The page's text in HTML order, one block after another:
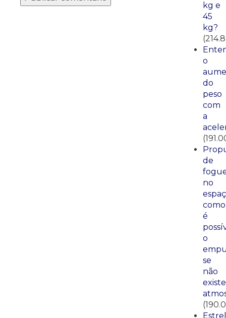
kg e
45
kg?
o
do
peso
com
a
de
no
como
é
o
se
não
existe